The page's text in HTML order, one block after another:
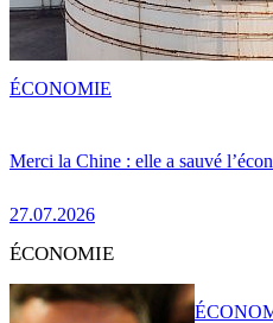
Merci la Chine : elle a sauvé
27.07.2026
ÉCONOMIE
ÉCONOMIE